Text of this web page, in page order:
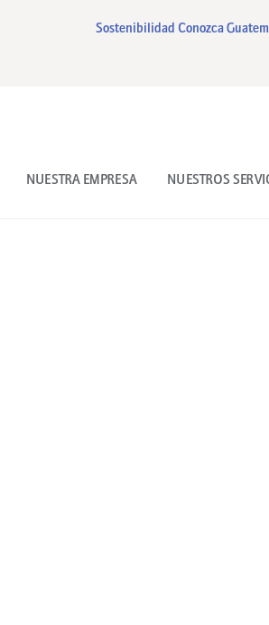
Sostenibilidad Conozca
NUESTRA EMPRESA NUESTROS
INICIO